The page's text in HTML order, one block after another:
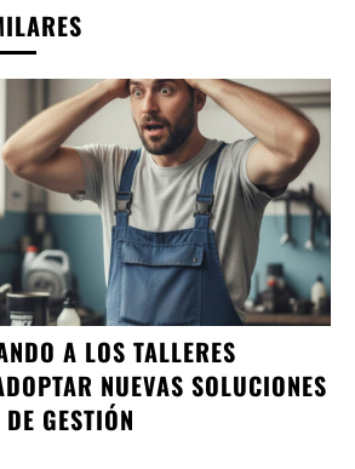
A LOS TALLERES
NUEVAS SOLUCIONES
GESTIÓN